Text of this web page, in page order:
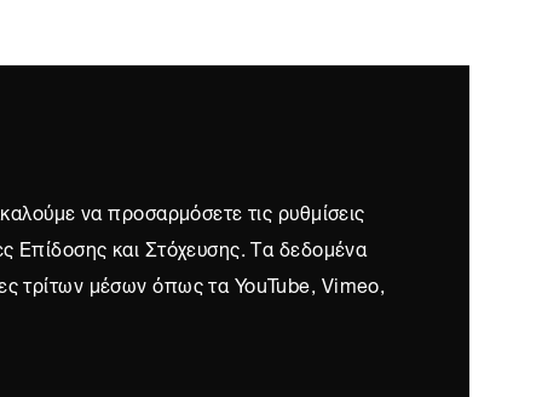
να προσαρμόσετε τις ρυθμίσεις
Επίδοσης και Στόχευσης. Τα δεδομένα
τρίτων μέσων όπως τα YouTube, Vimeo,